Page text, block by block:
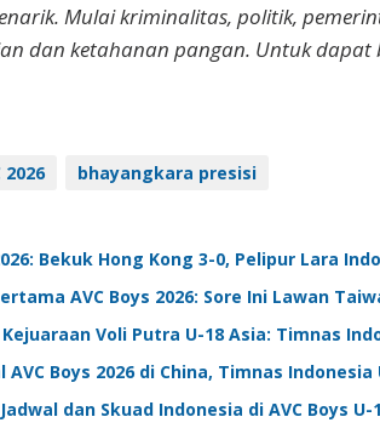
Mulai kriminalitas, politik,
dan ketahanan pangan. Untuk dapat
2026 bhayangkara presisi
Bekuk Hong Kong 3-0, Pelipur Lara
AVC Boys 2026: Sore Ini Lawan
Voli Putra U-18 Asia: Timnas
Boys 2026 di China, Timnas
dan Skuad Indonesia di AVC Boys U-